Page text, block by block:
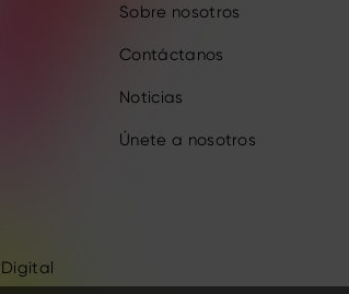
Sobre nosotros
Contáctanos
Noticias
Únete a nosotros